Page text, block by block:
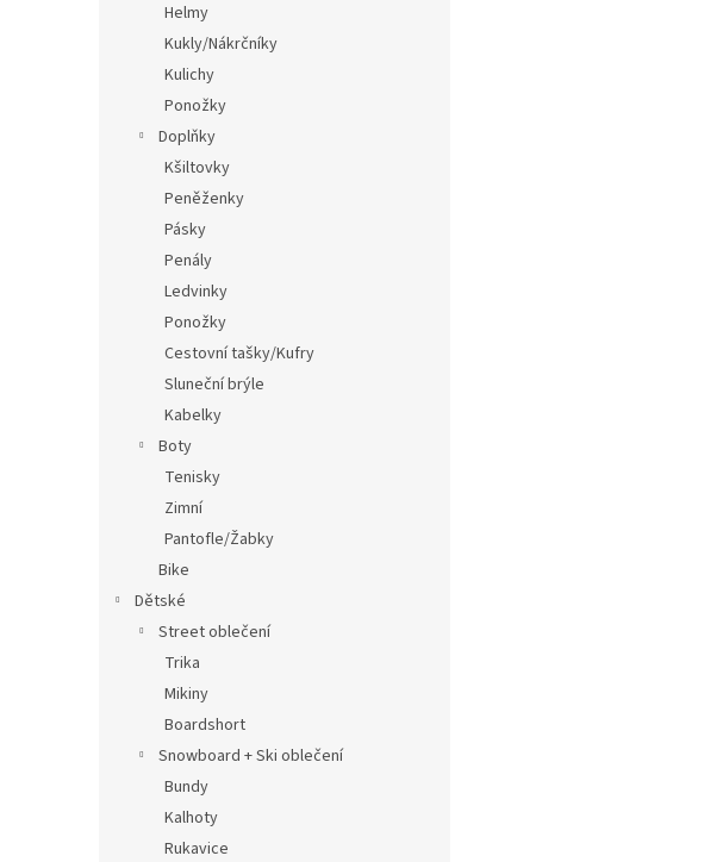
Helmy
Kukly/Nákrčníky
Kulichy
Ponožky
Doplňky
Kšiltovky
Peněženky
Pásky
Penály
Ledvinky
Ponožky
Cestovní tašky/Kufry
Sluneční brýle
Kabelky
Boty
Tenisky
Zimní
Pantofle/Žabky
Bike
Dětské
Street oblečení
Trika
Mikiny
Boardshort
Snowboard + Ski oblečení
Bundy
Kalhoty
Rukavice